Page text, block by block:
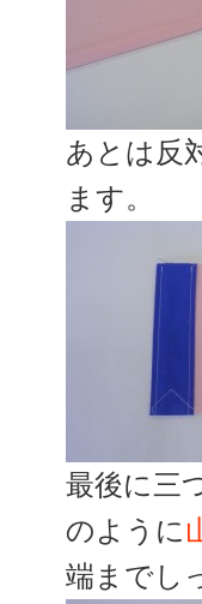
あとは反
ます。
最後に三
のように
端までし